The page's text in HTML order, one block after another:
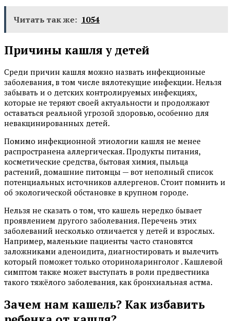
Читать так же: 1054
Причины кашля у детей
Среди причин кашля можно назвать инфекционные
заболевания, в том числе вялотекущие инфекции. Нельзя
забывать и о детских контролируемых инфекциях,
которые не теряют своей актуальности и продолжают
оставаться реальной угрозой здоровью, особенно для
невакцинированных детей.
Помимо инфекционной этиологии кашля не менее
распространена аллергическая. Продукты питания,
косметические средства, бытовая химия, пыльца
растений, домашние питомцы — вот неполный список
потенциальных источников аллергенов. Стоит помнить и
об экологической обстановке в крупном городе.
Нельзя не сказать о том, что кашель нередко бывает
проявлением другого заболевания. Перечень этих
заболеваний несколько отличается у детей и взрослых.
Например, маленькие пациенты часто становятся
заложниками аденоидита, диагностировать и вылечить
который поможет только оториноларинголог . Кашлевой
симптом также может выступать в роли предвестника
такого тяжёлого заболевания, как бронхиальная астма.
Зачем нам кашель? Как избавить